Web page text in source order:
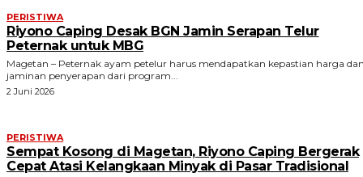
PERISTIWA
Riyono Caping Desak BGN Jamin Serapan Telur
Peternak untuk MBG
Magetan – Peternak ayam petelur harus mendapatkan kepastian harga
jaminan penyerapan dari program...
2 Juni 2026
PERISTIWA
Sempat Kosong di Magetan, Riyono Caping Bergerak
Cepat Atasi Kelangkaan Minyak di Pasar Tradisional